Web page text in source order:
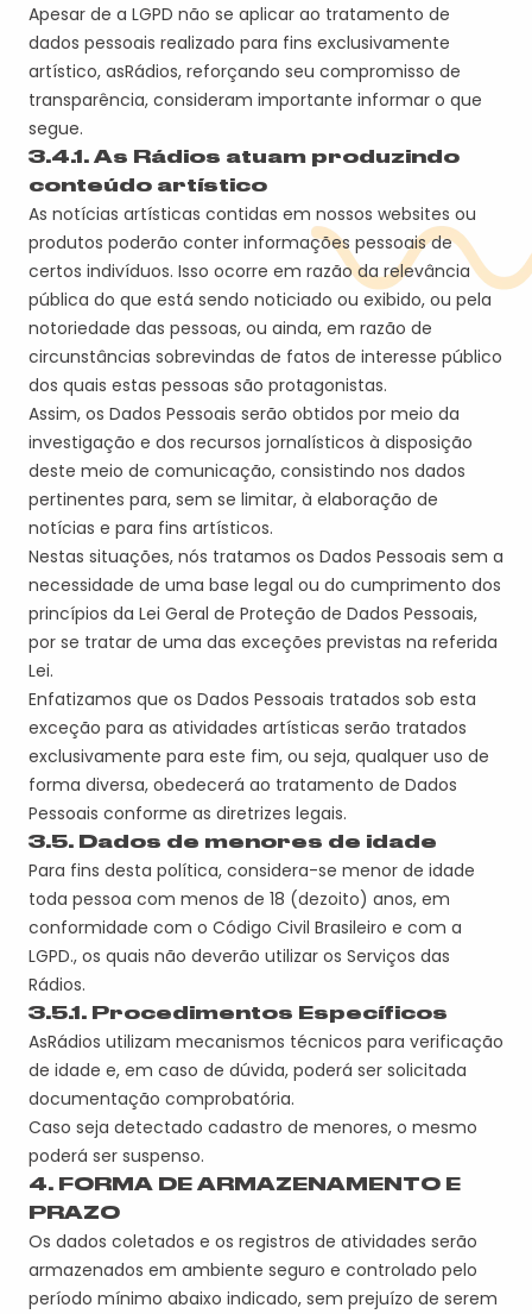
Apesar de a LGPD não se aplicar ao tratamento de
dados pessoais realizado para fins exclusivamente
artístico, asRádios, reforçando seu compromisso de
transparência, consideram importante informar o que
segue.
3.4.1. As Rádios atuam produzindo
conteúdo artístico
As notícias artísticas contidas em nossos websites ou
produtos poderão conter informações pessoais de
certos indivíduos. Isso ocorre em razão da relevância
pública do que está sendo noticiado ou exibido, ou pela
notoriedade das pessoas, ou ainda, em razão de
circunstâncias sobrevindas de fatos de interesse público
dos quais estas pessoas são protagonistas.
Assim, os Dados Pessoais serão obtidos por meio da
investigação e dos recursos jornalísticos à disposição
deste meio de comunicação, consistindo nos dados
pertinentes para, sem se limitar, à elaboração de
notícias e para fins artísticos.
Nestas situações, nós tratamos os Dados Pessoais sem a
necessidade de uma base legal ou do cumprimento dos
princípios da Lei Geral de Proteção de Dados Pessoais,
por se tratar de uma das exceções previstas na referida
Lei.
Enfatizamos que os Dados Pessoais tratados sob esta
exceção para as atividades artísticas serão tratados
exclusivamente para este fim, ou seja, qualquer uso de
forma diversa, obedecerá ao tratamento de Dados
Pessoais conforme as diretrizes legais.
3.5. Dados de menores de idade
Para fins desta política, considera-se menor de idade
toda pessoa com menos de 18 (dezoito) anos, em
conformidade com o Código Civil Brasileiro e com a
LGPD., os quais não deverão utilizar os Serviços das
Rádios.
3.5.1. Procedimentos Específicos
AsRádios utilizam mecanismos técnicos para verificação
de idade e, em caso de dúvida, poderá ser solicitada
documentação comprobatória.
Caso seja detectado cadastro de menores, o mesmo
poderá ser suspenso.
4. FORMA DE ARMAZENAMENTO E
PRAZO
Os dados coletados e os registros de atividades serão
armazenados em ambiente seguro e controlado pelo
período mínimo abaixo indicado, sem prejuízo de serem